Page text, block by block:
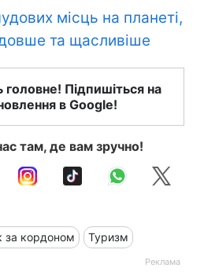
місць на планеті,
та щасливіше
головне! Підпишіться на
в Google!
там, де вам зручно!
за кордоном Туризм